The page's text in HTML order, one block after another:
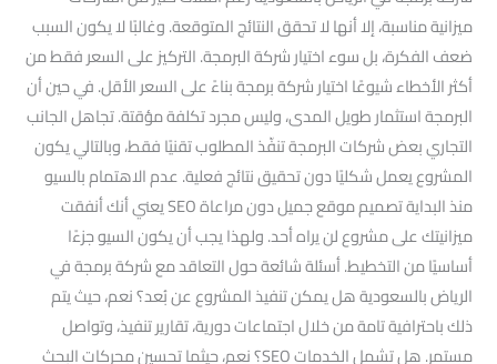
ميزانية مناسبة، إلا أنها لا تحقق النتائج المتوقعة. وغالبًا لا يكون السبب
ضعف الفكرة، بل سوء اختيار شركة البرمجة. التركيز على السعر فقط من
أكثر الأخطاء شيوعًا اختيار شركة برمجة بناءً على السعر الأقل. في حين أن
البرمجة استثمار طويل المدى، وليس مجرد تكلفة مؤقتة. تجاهل الجانب
التجاري بعض شركات البرمجة تنفّذ المطلوب تقنيًا فقط، وبالتالي يكون
المشروع يعمل شكليًا دون تحقيق نتائج فعلية. عدم الاهتمام بالسيو
منذ البداية تصميم موقع جميل دون مراعاة SEO يعني أنك أنفقت
ميزانيتك على مشروع لن يراه أحد. ولهذا يجب أن يكون السيو جزءًا
أساسيًا من التخطيط. أسئلة شائعة حول التعاقد مع شركة برمجة في
الرياض بالسعودية هل يمكن تنفيذ المشروع عن بُعد؟ نعم، حيث يتم
ذلك باحترافية تامة من خلال اجتماعات دورية، تقارير تنفيذ، وتواصل
مستمر. هل تشمل الخدمات SEO؟ نعم، حيثما تحسين محركات البحث